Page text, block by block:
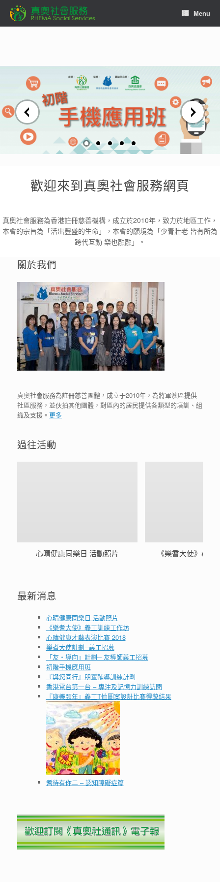
content
Menu
歡迎來到真奧社會服務網頁
真奧社會服務為香港註冊慈善機構，成立於2010年，致力於地區工作，
本會的宗旨為「活出豐盛的生命」，本會的願境為「少青壯老 皆有所為
跨代互動 樂也融融」。
關於我們
真奧社會服務為註冊慈善團體，成立于2010年，為將軍澳區提供
社區服務，並伙拍其他團體，對區內的居民提供各類型的培訓、組
織及支援。 更多
過往活動
心晴健康同樂日 活動照片 《樂耆大使》義工
最新消息
心晴健康同樂日 活動照片
《樂耆大使》義工訓練工作坊
心晴健康才藝表演比賽 2018
樂耆大使計劃─義工招募
「友‧導向」計劃─ 友導師義工招募
初階手機應用班
『與您同行』朋輩輔導訓練計劃
香港電台第一台 – 專注及記憶力訓練訪問
『康樂頣年』義工T恤圖案設計比賽得獎結果
耆待有你二 – 認知障礙症篇